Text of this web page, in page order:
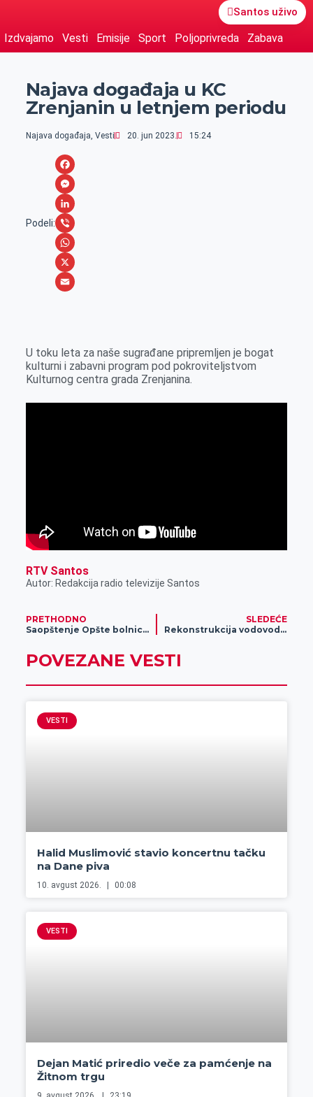
Santos uživo
Izdvajamo Vesti Emisije Sport Poljoprivreda Zabava
Najava događaja u KC
Zrenjanin u letnjem periodu
Najava događaja, Vesti 20. jun 2023. 15:24
Podeli:
F
a
c
e
b
o
M
e
s
s
e
r
L
i
n
k
n
V
i
b
W
h
A
p
X
i
l
U toku leta za naše sugrađane pripremljen je bogat
kulturni i zabavni program pod pokroviteljstvom
Kulturnog centra grada Zrenjanina.
RTV Santos
Autor: Redakcija radio televizije Santos
PRETHODNO
Saopštenje Opšte bolnice Zrenjanin
SLEDEĆE
Rekonstrukcija vodovodne mreže u naselju Mala Amerika
POVEZANE VESTI
VESTI
Halid Muslimović stavio koncertnu tačku
na Dane piva
10. avgust 2026. 00:08
VESTI
Dejan Matić priredio veče za pamćenje na
Žitnom trgu